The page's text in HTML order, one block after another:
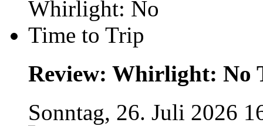
Review: Whirlight: No
Sonntag, 26. Juli 2026